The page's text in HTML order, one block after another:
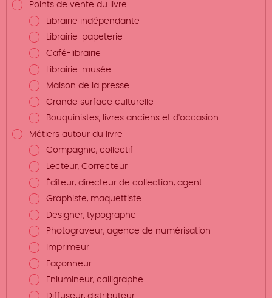
Points de vente du livre
Librairie indépendante
Librairie-papeterie
Café-librairie
Librairie-musée
Maison de la presse
Grande surface culturelle
Bouquinistes, livres anciens et d'occasion
Métiers autour du livre
Compagnie, collectif
Lecteur, Correcteur
Éditeur, directeur de collection, agent
Graphiste, maquettiste
Designer, typographe
Photograveur, agence de numérisation
Imprimeur
Façonneur
Enlumineur, calligraphe
Diffuseur, distributeur